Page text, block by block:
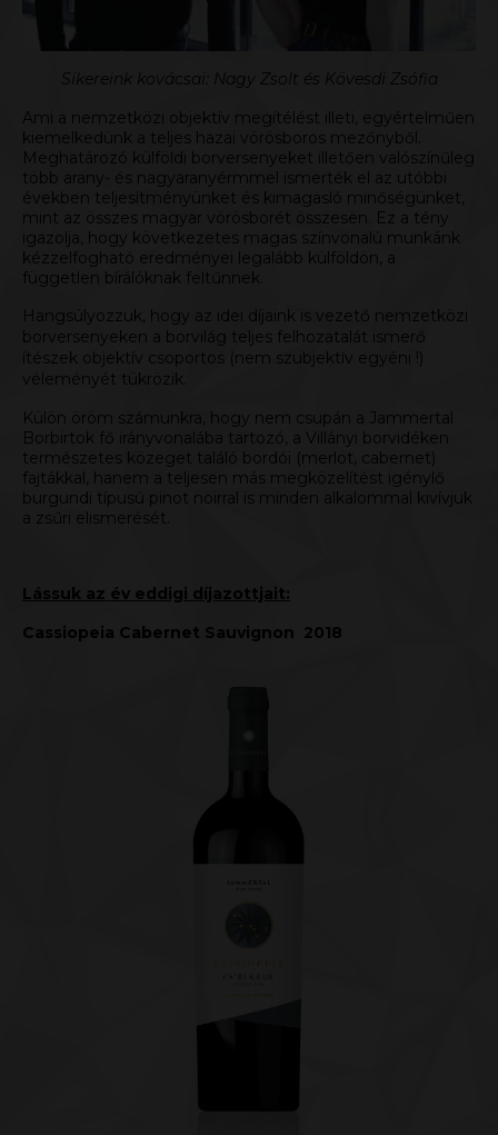
Sikereink kovácsai: Nagy Zsolt és Kövesdi Zsófia
Ami a nemzetközi objektív megítélést illeti, egyértelműen
kiemelkedünk a teljes hazai vörösboros mezőnyből.
Meghatározó külföldi borversenyeket illetően valószínűleg
több arany- és nagyaranyérmmel ismerték el az utóbbi
években teljesítményünket és kimagasló minőségünket,
mint az összes magyar vörösborét összesen. Ez a tény
igazolja, hogy következetes magas színvonalú munkánk
kézzelfogható eredményei legalább külföldön, a
független bírálóknak feltűnnek.
Hangsúlyozzuk, hogy az idei díjaink is vezető nemzetközi
borversenyeken a borvilág teljes felhozatalát ismerő
ítészek objektív csoportos (nem szubjektív egyéni !)
véleményét tükrözik.
Külön öröm számunkra, hogy nem csupán a Jammertal
Borbirtok fő irányvonalába tartozó, a Villányi borvidéken
természetes közeget találó bordói (merlot, cabernet)
fajtákkal, hanem a teljesen más megközelítést igénylő
burgundi típusú pinot noirral is minden alkalommal kivívjuk
a zsűri elismerését.
Lássuk az év eddigi díjazottjait:
Cassiopeia Cabernet Sauvignon 2018